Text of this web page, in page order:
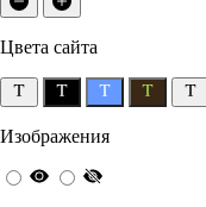
Цвета сайта
Изображения